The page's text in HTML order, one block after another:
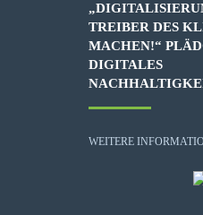
TREIBER DES
MACHEN!“
DIGITALES
WEITERE